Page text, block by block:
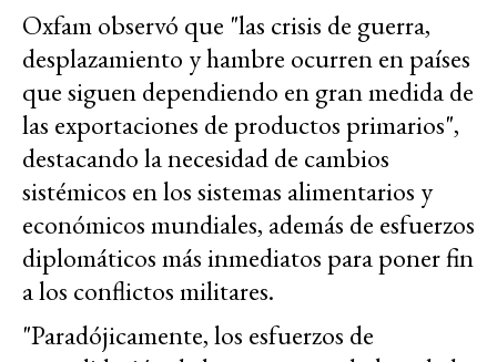
Oxfam observó que "las crisis de guerra,
desplazamiento y hambre ocurren en países
que siguen dependiendo en gran medida de
las exportaciones de productos primarios",
destacando la necesidad de cambios
sistémicos en los sistemas alimentarios y
económicos mundiales, además de esfuerzos
diplomáticos más inmediatos para poner fin
a los conflictos militares.
"Paradójicamente, los esfuerzos de